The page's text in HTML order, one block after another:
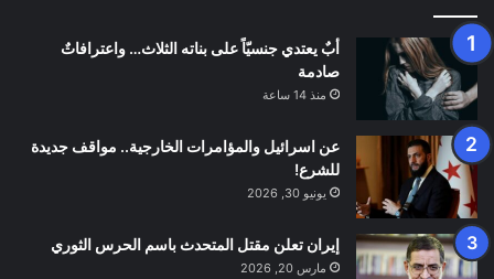
أبٌ يعتدي جنسيّاً على بناته الثلاث… واعترافاتٌ
صادمة
منذ 14 ساعة
عن اسرائيل والمؤامرات الخارجية.. مواقف جديدة
للشرع!
يونيو 30, 2026
إيران تعلن مقتل المتحدث باسم الحرس الثوري
مارس 20, 2026